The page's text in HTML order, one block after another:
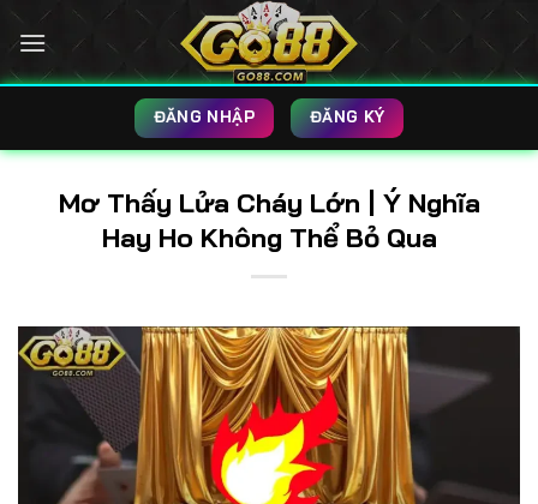
Bỏ
qua
nội
ĐĂNG NHẬP ĐĂNG KÝ
Mơ Thấy Lửa Cháy Lớn | Ý Nghĩa
Hay Ho Không Thể Bỏ Qua